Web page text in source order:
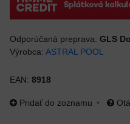
GLS
Výrobca: ASTRAL POOL
EAN: 8918
Pridať do zoznamu